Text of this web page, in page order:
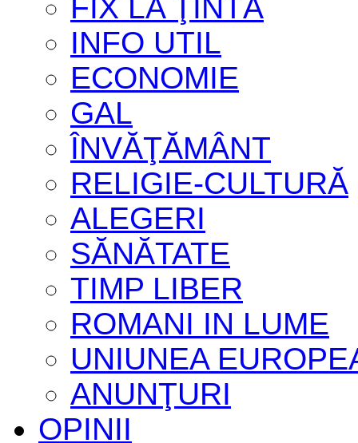
FIX LA ŢINTĂ
INFO UTIL
ECONOMIE
GAL
ÎNVĂŢĂMÂNT
RELIGIE-CULTURĂ
ALEGERI
SĂNĂTATE
TIMP LIBER
ROMANI IN LUME
UNIUNEA
ANUNŢURI
OPINII